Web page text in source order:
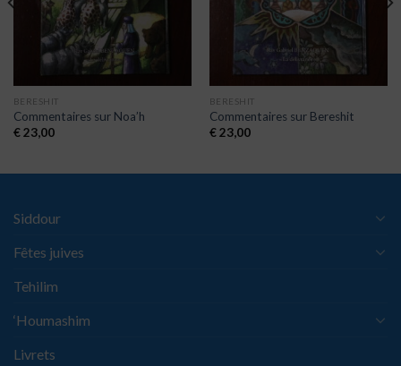
BERESHIT
Commentaires sur Noa’h
€23,00
BERESHIT
Commentaires sur Bereshit
€23,00
Siddour
Fêtes juives
Tehilim
‘Houmashim
Livrets